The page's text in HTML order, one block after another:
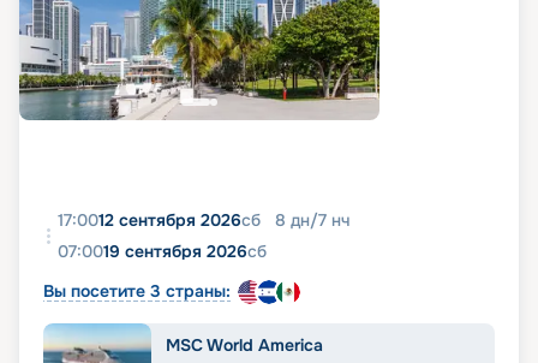
17:0012 сентября 2026сб 8 дн/7 нч
07:0019 сентября 2026сб
Вы посетите 3 страны:
MSC World America